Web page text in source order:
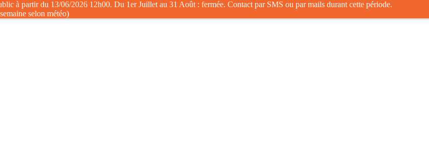
à partir du 13/06/2026 12h00. Du 1er Juillet au 31 Août : fermée. Contact par SMS ou par mails durant cette période.
selon météo)